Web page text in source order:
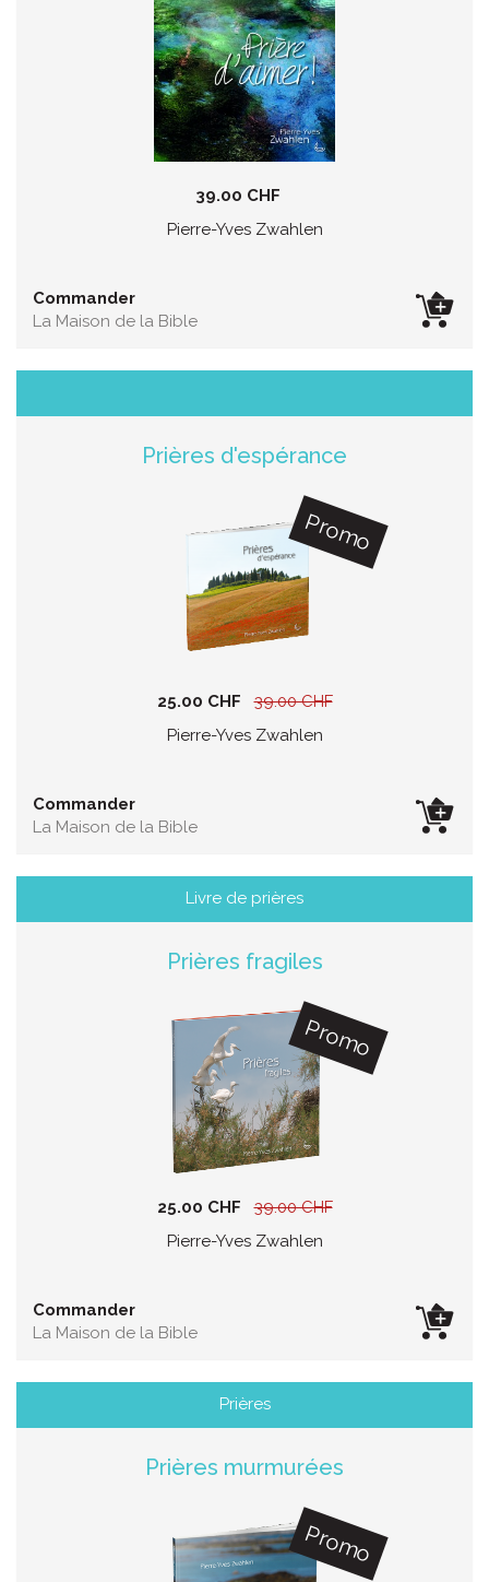
39.00 CHF
Pierre-Yves Zwahlen
Commander
La Maison de la Bible
Prières d'espérance
Promo
25.00 CHF
39.00 CHF
Pierre-Yves Zwahlen
Commander
La Maison de la Bible
Livre de prières
Prières fragiles
Promo
25.00 CHF
39.00 CHF
Pierre-Yves Zwahlen
Commander
La Maison de la Bible
Prières
Prières murmurées
Promo